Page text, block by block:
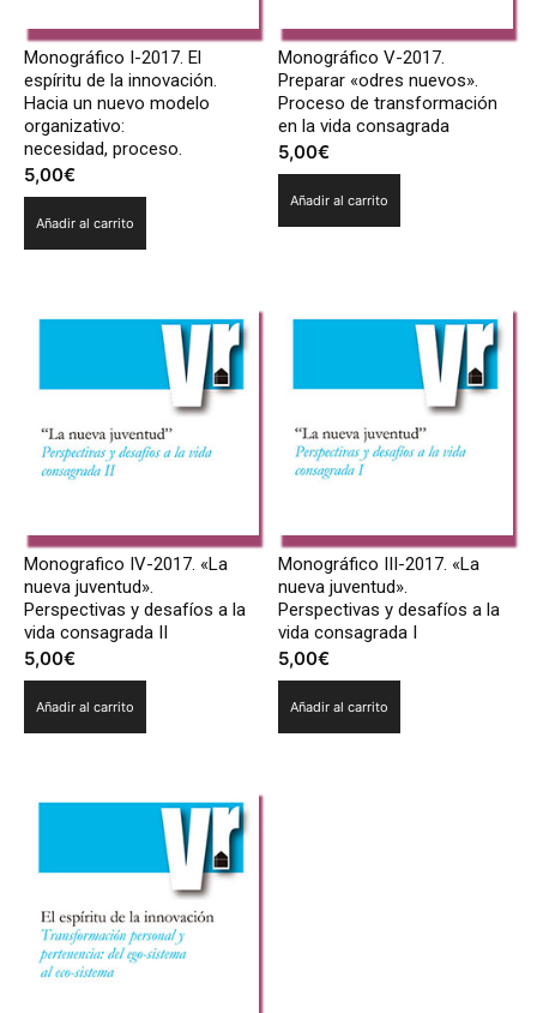
Monográfico I-2017. El
espíritu de la innovación.
Hacia un nuevo modelo
organizativo:
necesidad, proceso.
5,00€
Añadir al carrito
Monográfico V-2017.
Preparar «odres nuevos».
Proceso de transformación
en la vida consagrada
5,00€
Añadir al carrito
Monografico IV-2017. «La
nueva juventud».
Perspectivas y desafíos a la
vida consagrada II
5,00€
Añadir al carrito
Monográfico III-2017. «La
nueva juventud».
Perspectivas y desafíos a la
vida consagrada I
5,00€
Añadir al carrito